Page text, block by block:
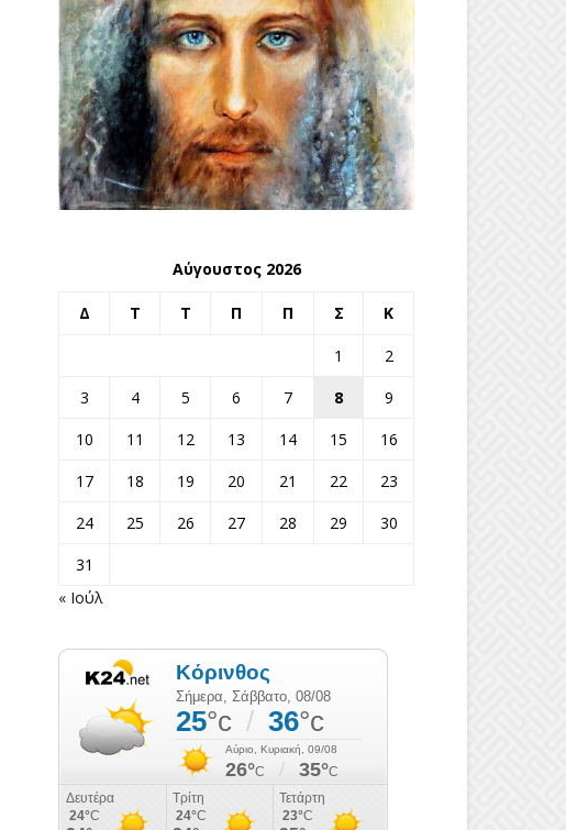
Αύγουστος 2026
Δ Τ Τ Π Π Σ Κ
1
2
3
4 5 6 7 8
9
10
11 12 13 14 15
16
17
18 19 20 21 22
23
24
25 26 27 28 29
30
31
« Ιούλ